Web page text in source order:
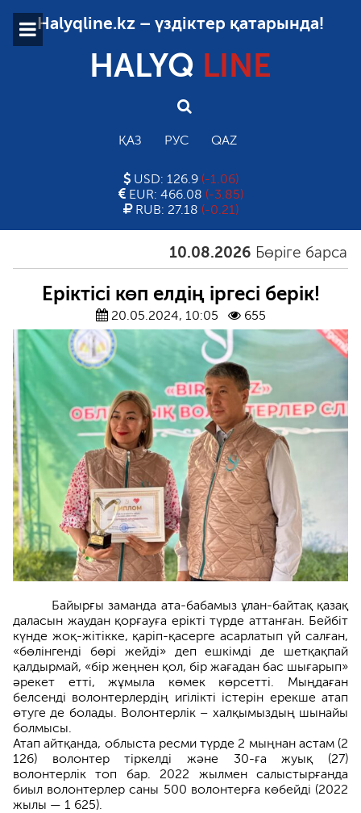
Halyqline.kz – үздіктер қатарында!
HALYQ LINE
ҚАЗ РУС QAZ
USD: 126.9 (-1.06)
EUR: 466.08 (-3.85)
RUB: 27.18 (-0.21)
10.08.2026 Бөріге барсаң,
Еріктісі көп елдің іргесі берік!
20.05.2024, 10:05 655
Байырғы заманда ата-бабамыз ұлан-байтақ қазақ
даласын жаудан қорғауға ерікті түрде аттанған. Бейбіт
күнде жоқ-жітікке, қаріп-қасерге асарлатып үй салған,
«бөлінгенді бөрі жейді» деп ешкімді де шетқақпай
қалдырмай, «бір жеңнен қол, бір жағадан бас шығарып»
әрекет етті, жұмыла көмек көрсетті. Мыңдаған
белсенді волонтерлердің игілікті істерін ерекше атап
өтуге де болады. Волонтерлік – халқымыздың шынайы
болмысы.
Атап айтқанда, облыста ресми түрде 2 мыңнан астам (2
126) волонтер тіркелді және 30-ға жуық (27)
волонтерлік топ бар. 2022 жылмен салыстырғанда
биыл волонтерлер саны 500 волонтерға көбейді (2022
жылы — 1 625).